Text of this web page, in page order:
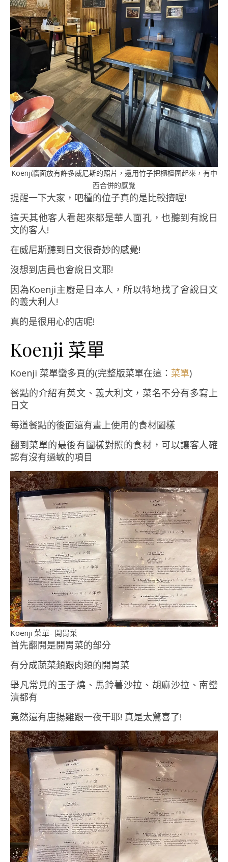
Koenji牆面放有許多威尼斯的照片，還用竹子把櫃檯圍起來，有中
西合併的感覺
提醒一下大家，吧檯的位子真的是比較擠喔!
這天其他客人看起來都是華人面孔，也聽到有說日
文的客人!
在威尼斯聽到日文很奇妙的感覺!
沒想到店員也會說日文耶!
因為Koenji主廚是日本人，所以特地找了會說日文
的義大利人!
真的是很用心的店呢!
Koenji 菜單
Koenji 菜單蠻多頁的(完整版菜單在這： 菜單)
餐點的介紹有英文、義大利文，菜名不分有多寫上
日文
每道餐點的後面還有畫上使用的食材圖樣
翻到菜單的最後有圖樣對照的食材，可以讓客人確
認有沒有過敏的項目
Koenji 菜單- 開胃菜
首先翻開是開胃菜的部分
有分成蔬菜類跟肉類的開胃菜
舉凡常見的玉子燒、馬鈴薯沙拉、胡麻沙拉、南蠻
漬都有
竟然還有唐揚雞跟一夜干耶! 真是太驚喜了!